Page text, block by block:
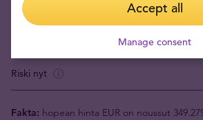
Tuotteen arvo (1kpl)
Riski nyt
Fakta: hopean hinta EUR on noussut
Accept all
Manage consent